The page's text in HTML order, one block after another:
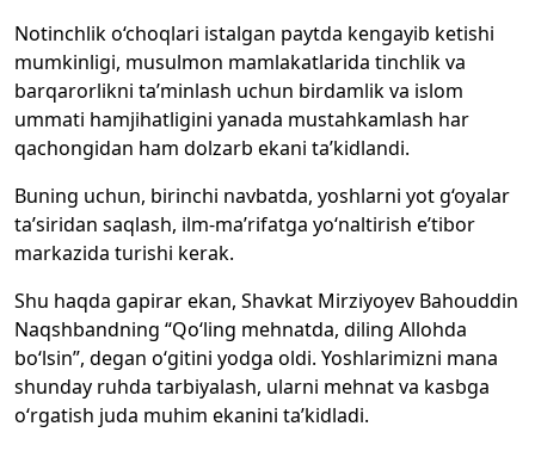
Notinchlik o‘choqlari istalgan paytda kengayib ketishi
mumkinligi, musulmon mamlakatlarida tinchlik va
barqarorlikni ta’minlash uchun birdamlik va islom
ummati hamjihatligini yanada mustahkamlash har
qachongidan ham dolzarb ekani ta’kidlandi.
Buning uchun, birinchi navbatda, yoshlarni yot g‘oyalar
ta’siridan saqlash, ilm-ma’rifatga yo‘naltirish e’tibor
markazida turishi kerak.
Shu haqda gapirar ekan, Shavkat Mirziyoyev Bahouddin
Naqshbandning “Qo‘ling mehnatda, diling Allohda
bo‘lsin”, degan o‘gitini yodga oldi. Yoshlarimizni mana
shunday ruhda tarbiyalash, ularni mehnat va kasbga
o‘rgatish juda muhim ekanini ta’kidladi.